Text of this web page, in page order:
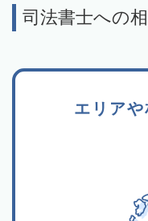
司法書士への
エリア